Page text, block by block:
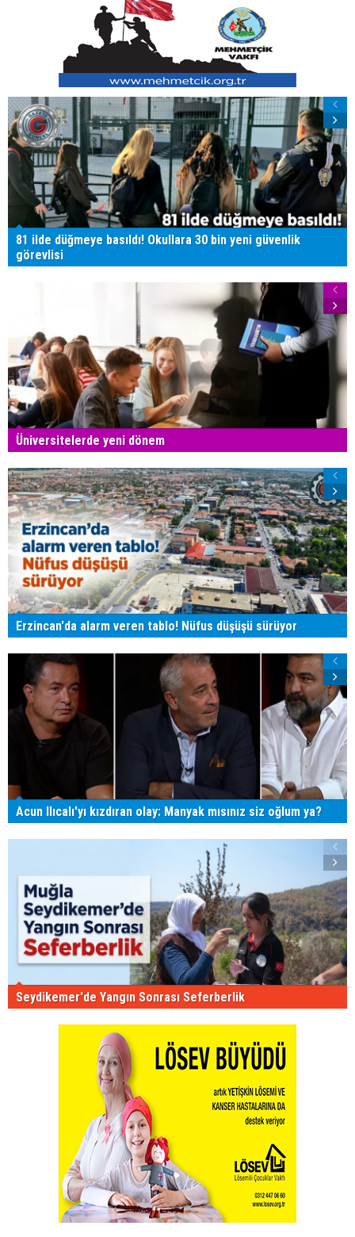
81 ilde düğmeye basıldı! Okullara 30 bin yeni güvenlik
görevlisi
Üniversitelerde yeni dönem
Erzincan'da alarm veren tablo! Nüfus düşüşü sürüyor
Acun Ilıcalı'yı kızdıran olay: Manyak mısınız siz oğlum ya?
Seydikemer'de Yangın Sonrası Seferberlik